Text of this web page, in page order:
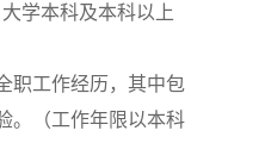
学本科及本科以上
职工作经历，其中包
。（工作年限以本科